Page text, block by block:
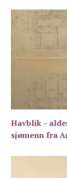
Havblik –
sjømenn fra